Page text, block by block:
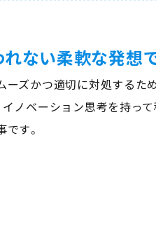
ない柔軟な発想
ズかつ適切に対処するた
ノベーション思考を持っ
す。